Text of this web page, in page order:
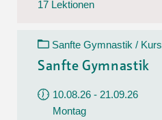
17 Lektionen
Sanfte Gymnastik / Kurs
Sanfte Gymnastik
10.08.26 - 21.09.26
Montag